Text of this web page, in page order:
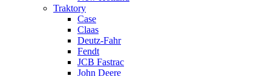
Traktory
Case
Claas
Deutz-Fahr
Fendt
JCB Fastrac
John Deere